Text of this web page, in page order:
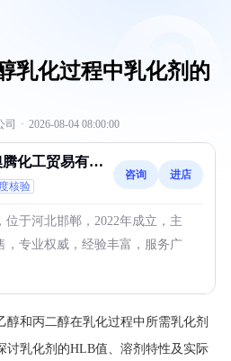
乳化过程中乳化剂的
司 · 2026-08-04 08:00:00
化工贸易有限
核验
咨询 进店
于河北邯郸，2022年成立，主
，专业权威，经验丰富，服务广
醇和丙二醇在乳化过程中所需乳化剂
讨乳化剂的HLB值、溶剂特性及实际